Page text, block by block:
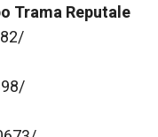
Trama Reputale